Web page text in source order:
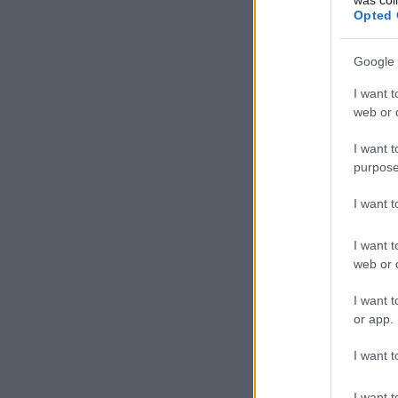
Opted
Google
I want
web or
I want
I want
I want
web or
I want
or app.
I want